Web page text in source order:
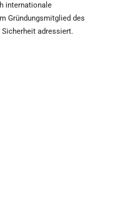
internationale
Gründungsmitglied des
adressiert.